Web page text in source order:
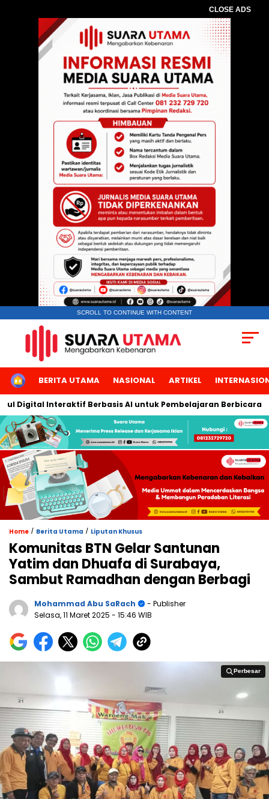
CLOSE ADS
SCROLL TO CONTINUE WITH CONTENT
HOMEBERITA UTAMA NASIONAL ARTIKEL
Interaktif Berbasis AI untuk Pembelajaran Berbicara
Home / Berita Utama / Liputan Khusus
Komunitas BTN Gelar Santunan
Yatim dan Dhuafa di Surabaya,
Sambut Ramadhan dengan Berbagi
Mohammad Abu SaRach
- Publisher
Selasa, 11 Maret 2025 - 15:46 WIB
Perbesar
Perbesar